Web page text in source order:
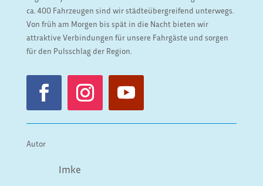
ca. 400 Fahrzeugen sind wir städteübergreifend unterwegs.
Von früh am Morgen bis spät in die Nacht bieten wir
attraktive Verbindungen für unsere Fahrgäste und sorgen
für den Pulsschlag der Region.
Autor
Imke